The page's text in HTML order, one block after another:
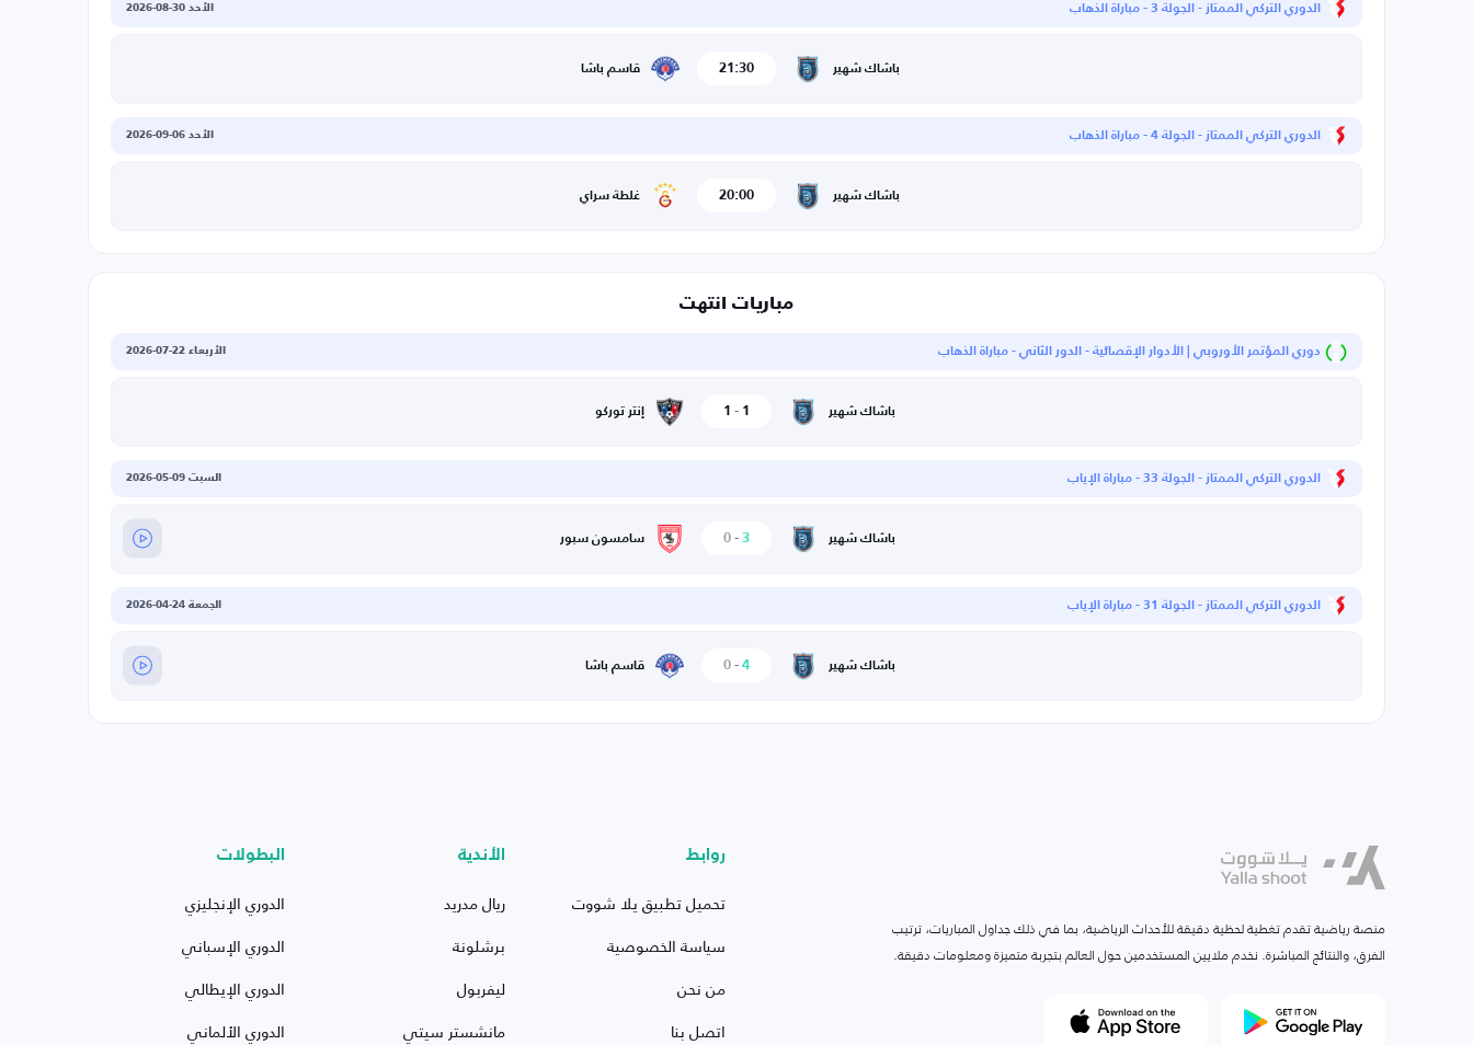
الدوري التركي الممتاز - الجولة 3 - مباراة الذهاب الأحد 30-08-2026
باشاك شهير 21:30 قاسم باشا
الدوري التركي الممتاز - الجولة 4 - مباراة الذهاب الأحد 06-09-2026
باشاك شهير 20:00 غلطة سراي
مباريات انتهت
دوري المؤتمر الأوروبي | الأدوار الإقصائية - الدور الثاني - مباراة الذهاب الأربعاء 22-07-2026
باشاك شهير 1
-
1 إنتر توركو
الدوري التركي الممتاز - الجولة 33 - مباراة الإياب السبت 09-05-2026
باشاك شهير 3
-
0 سامسون سبور
الدوري التركي الممتاز - الجولة 31 - مباراة الإياب الجمعة 24-04-2026
باشاك شهير 4
-
0 قاسم باشا
منصة رياضية تقدم تغطية لحظية دقيقة للأحداث الرياضية، بما في ذلك جداول المباريات، ترتيب
الفرق، والنتائج المباشرة. نخدم ملايين المستخدمين حول العالم بتجربة متميزة ومعلومات دقيقة.
روابط
تحميل تطبيق يلا شووت
سياسة الخصوصية
من نحن
اتصل بنا
الأندية
ريال مدريد
برشلونة
ليفربول
مانشستر سيتي
البطولات
الدوري الإنجليزي
الدوري الإسباني
الدوري الإيطالي
الدوري الألماني